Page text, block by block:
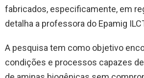
fabricados, especificamente, em
detalha a professora do Epamig
A pesquisa tem como objetivo
condições e processos capazes